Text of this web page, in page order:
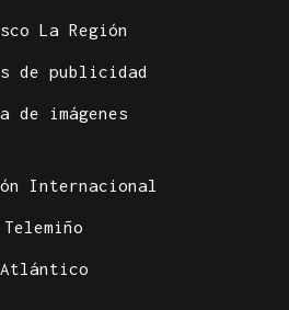
La Región
de publicidad
de imágenes
Internacional
Telemiño
Atlántico